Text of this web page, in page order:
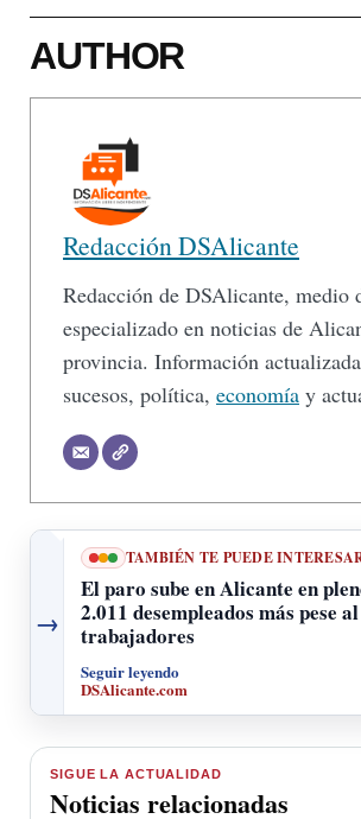
AUTHOR
Redacción DSAlicante
Redacción de DSAlicante, medio
especializado en noticias de
provincia. Información
sucesos, política, economía y
→
TAMBIÉN TE PUEDE
El paro sube en Alicante en
2.011 desempleados más pese
trabajadores
Seguir leyendo
DSAlicante.com
SIGUE LA ACTUALIDAD
Noticias relacionadas